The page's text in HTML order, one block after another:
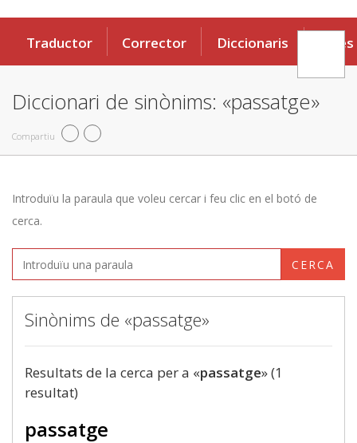
Traductor Corrector Diccionaris Eines
Diccionari de sinònims: «passatge»
Compartiu
Introduïu la paraula que voleu cercar i feu clic en el botó de
cerca.
CERCA
Sinònims de «passatge»
Resultats de la cerca per a «passatge» (1
resultat)
passatge